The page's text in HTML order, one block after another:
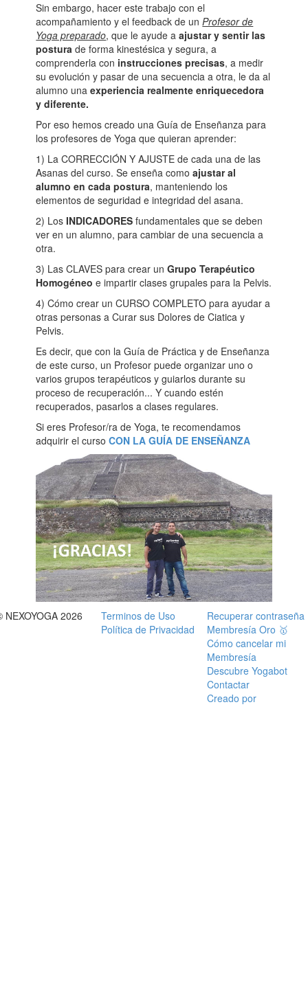
Sin embargo, hacer este trabajo con el
acompañamiento y el feedback de unProfesor de
Yoga preparado, que le ayude aajustar y sentir las
postura de forma kinestésica y segura, a
comprenderla con instrucciones precisas, a medir
su evolución y pasar de una secuencia a otra, le da al
alumno unaexperiencia realmente enriquecedora
y diferente.
Por eso hemos creado una Guía de Enseñanza para
los profesores de Yoga que quieran aprender:
1) La CORRECCIÓN Y AJUSTE de cada una de las
Asanas del curso. Se enseña comoajustar al
alumno en cada postura, manteniendo los
elementos de seguridad e integridad del asana.
2) LosINDICADORESfundamentales que se deben
ver en un alumno, para cambiar de una secuencia a
otra.
3) Las CLAVES para crear unGrupo Terapéutico
Homogéneo e impartir clases grupales para la Pelvis.
4) Cómo crear un CURSO COMPLETO para ayudar a
otras personas a Curar sus Dolores de Ciatica y
Pelvis.
Es decir, que con la Guía de Práctica y de Enseñanza
de este curso, un Profesor puede organizar uno o
varios grupos terapéuticos y guiarlos durante su
proceso de recuperación... Y cuando estén
recuperados, pasarlos a clases regulares.
Si eres Profesor/ra de Yoga, te recomendamos
adquirir el cursoCON LA GUÍA DE ENSEÑANZA
NEXOYOGA 2026
Terminos de Uso
Política de Privacidad
Recuperar contraseña
Membresía Oro 🥇
Cómo cancelar mi
Membresía
Descubre Yogabot
Contactar
Creado por